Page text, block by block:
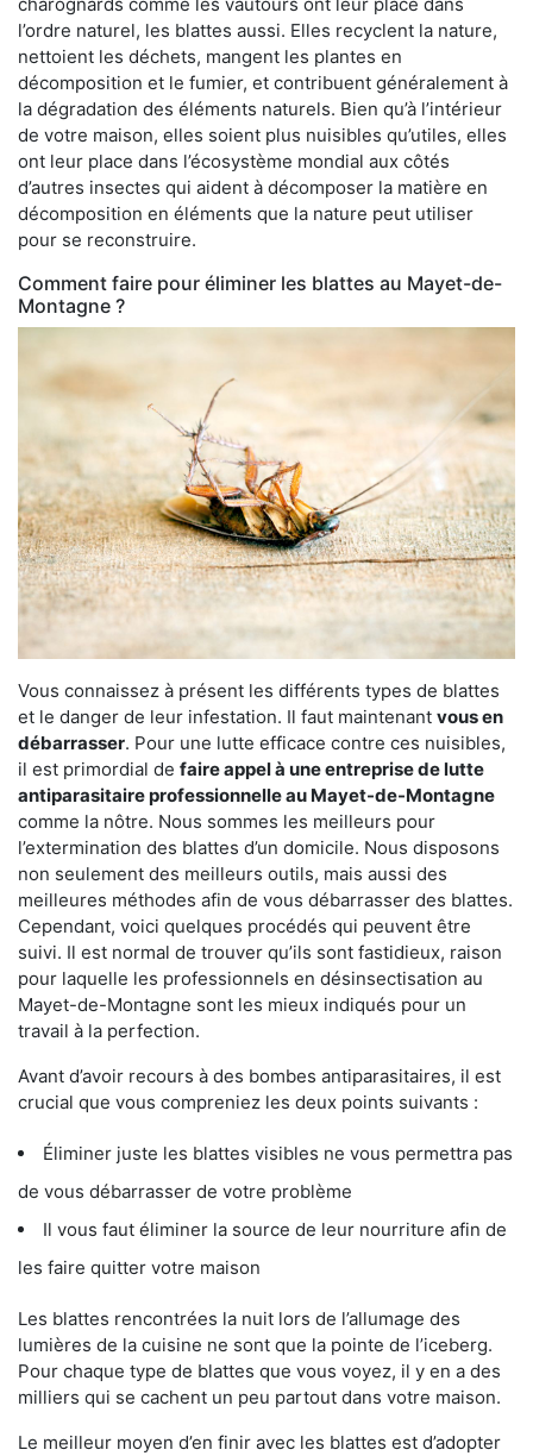
charognards comme les vautours ont leur place dans
l’ordre naturel, les blattes aussi. Elles recyclent la nature,
nettoient les déchets, mangent les plantes en
décomposition et le fumier, et contribuent généralement à
la dégradation des éléments naturels. Bien qu’à l’intérieur
de votre maison, elles soient plus nuisibles qu’utiles, elles
ont leur place dans l’écosystème mondial aux côtés
d’autres insectes qui aident à décomposer la matière en
décomposition en éléments que la nature peut utiliser
pour se reconstruire.
Comment faire pour éliminer les blattes au Mayet-de-
Montagne ?
Vous connaissez à présent les différents types de blattes
et le danger de leur infestation. Il faut maintenant vous en
débarrasser. Pour une lutte efficace contre ces nuisibles,
il est primordial de faire appel à une entreprise de lutte
antiparasitaire professionnelle au Mayet-de-Montagne
comme la nôtre. Nous sommes les meilleurs pour
l’extermination des blattes d’un domicile. Nous disposons
non seulement des meilleurs outils, mais aussi des
meilleures méthodes afin de vous débarrasser des blattes.
Cependant, voici quelques procédés qui peuvent être
suivi. Il est normal de trouver qu’ils sont fastidieux, raison
pour laquelle les professionnels en désinsectisation au
Mayet-de-Montagne sont les mieux indiqués pour un
travail à la perfection.
Avant d’avoir recours à des bombes antiparasitaires, il est
crucial que vous compreniez les deux points suivants :
Éliminer juste les blattes visibles ne vous permettra pas
de vous débarrasser de votre problème
Il vous faut éliminer la source de leur nourriture afin de
les faire quitter votre maison
Les blattes rencontrées la nuit lors de l’allumage des
lumières de la cuisine ne sont que la pointe de l’iceberg.
Pour chaque type de blattes que vous voyez, il y en a des
milliers qui se cachent un peu partout dans votre maison.
Le meilleur moyen d’en finir avec les blattes est d’adopter